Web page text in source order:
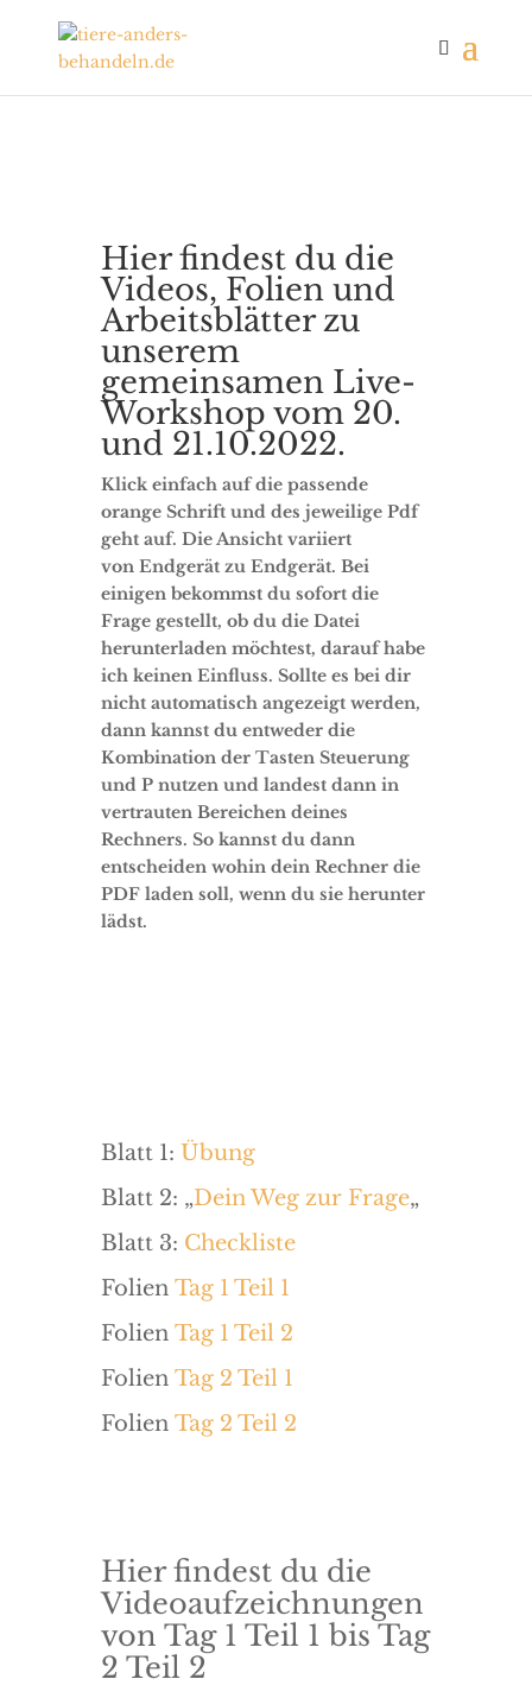
Hier findest du die
Videos, Folien und
Arbeitsblätter zu
unserem
gemeinsamen Live-
Workshop vom 20.
und 21.10.2022.
Klick einfach auf die passende
orange Schrift und des jeweilige Pdf
geht auf. Die Ansicht variiert
von Endgerät zu Endgerät. Bei
einigen bekommst du sofort die
Frage gestellt, ob du die Datei
herunterladen möchtest, darauf habe
ich keinen Einfluss. Sollte es bei dir
nicht automatisch angezeigt werden,
dann kannst du entweder die
Kombination der Tasten Steuerung
und P nutzen und landest dann in
vertrauten Bereichen deines
Rechners. So kannst du dann
entscheiden wohin dein Rechner die
PDF laden soll, wenn du sie herunter
lädst.
Blatt 1: Übung
Blatt 2: „Dein Weg zur Frage„
Blatt 3: Checkliste
Folien Tag 1 Teil 1
Folien Tag 1 Teil 2
Folien Tag 2 Teil 1
Folien Tag 2 Teil 2
Hier findest du die
Videoaufzeichnungen
von Tag 1 Teil 1 bis Tag
2 Teil 2